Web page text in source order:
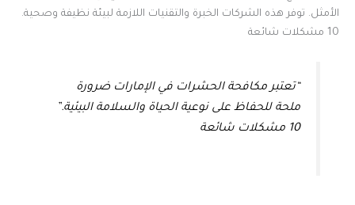
الأمثل. توفر هذه الشركات الخبرة والتقنيات اللازمة لبيئة نظيفة وصحية.
10 مشكلات شائعة
“تعتبر مكافحة الحشرات في الإمارات ضرورة
ملحة للحفاظ على نوعية الحياة والسلامة البيئية.”
10 مشكلات شائعة